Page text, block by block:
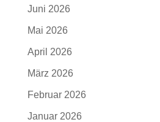
Juni 2026
Mai 2026
April 2026
März 2026
Februar 2026
Januar 2026